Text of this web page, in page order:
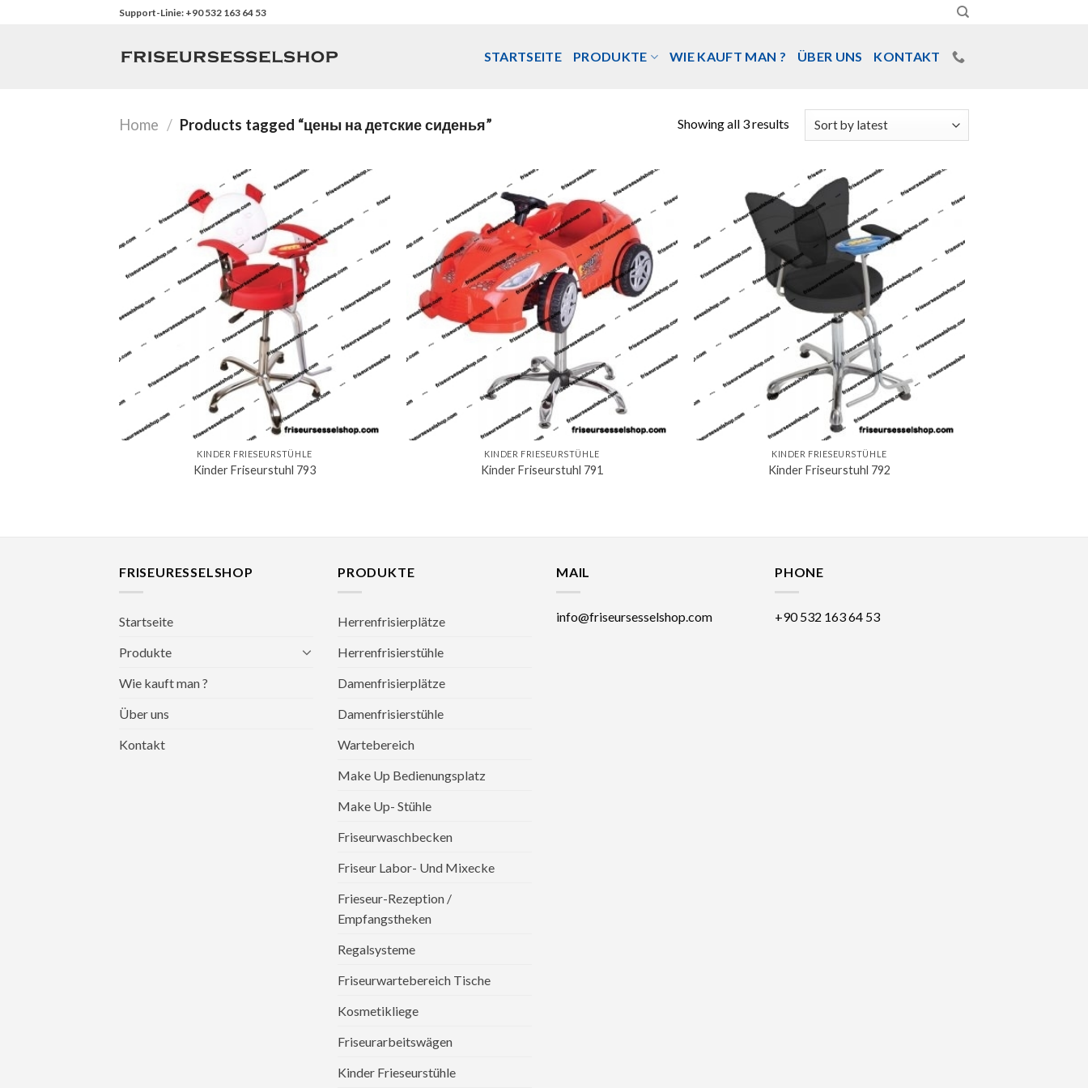
Support-Linie: +90 532 163 64 53
STARTSEITE PRODUKTE WIE KAUFT MAN ? ÜBER UNS KONTAKT
Home / Products tagged “цены на детские сиденья” Showing all 3 results
KINDER FRIESEURSTÜHLE
Kinder Friseurstuhl 793
KINDER FRIESEURSTÜHLE
Kinder Friseurstuhl 791
KINDER FRIESEURSTÜHLE
Kinder Friseurstuhl 792
FRISEURESSELSHOP
Startseite
Produkte
Wie kauft man ?
Über uns
Kontakt
PRODUKTE
Herrenfrisierplätze
Herrenfrisierstühle
Damenfrisierplätze
Damenfrisierstühle
Wartebereich
Make Up Bedienungsplatz
Make Up- Stühle
Friseurwaschbecken
Friseur Labor- Und Mixecke
Frieseur-Rezeption /
Empfangstheken
Regalsysteme
Friseurwartebereich Tische
Kosmetikliege
Friseurarbeitswägen
Kinder Frieseurstühle
MAIL
info@friseursesselshop.com
PHONE
+90 532 163 64 53